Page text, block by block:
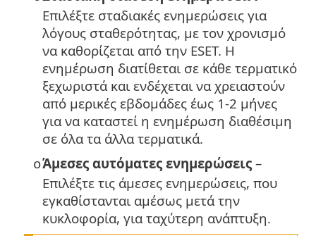
Επιλέξτε σταδιακές ενημερώσεις για
λόγους σταθερότητας, με τον χρονισμό
να καθορίζεται από την ESET. Η
ενημέρωση διατίθεται σε κάθε τερματικό
ξεχωριστά και ενδέχεται να χρειαστούν
από μερικές εβδομάδες έως 1-2 μήνες
για να καταστεί η ενημέρωση διαθέσιμη
σε όλα τα άλλα τερματικά.
oΆμεσες αυτόματες ενημερώσεις –
Επιλέξτε τις άμεσες ενημερώσεις, που
εγκαθίστανται αμέσως μετά την
κυκλοφορία, για ταχύτερη ανάπτυξη.